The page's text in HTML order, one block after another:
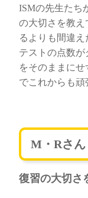
ISMの先生たち
の大切さを教
るよりも間違
テストの点数
をそのままに
でこれからも頑
M・Rさん
復習の大切さ